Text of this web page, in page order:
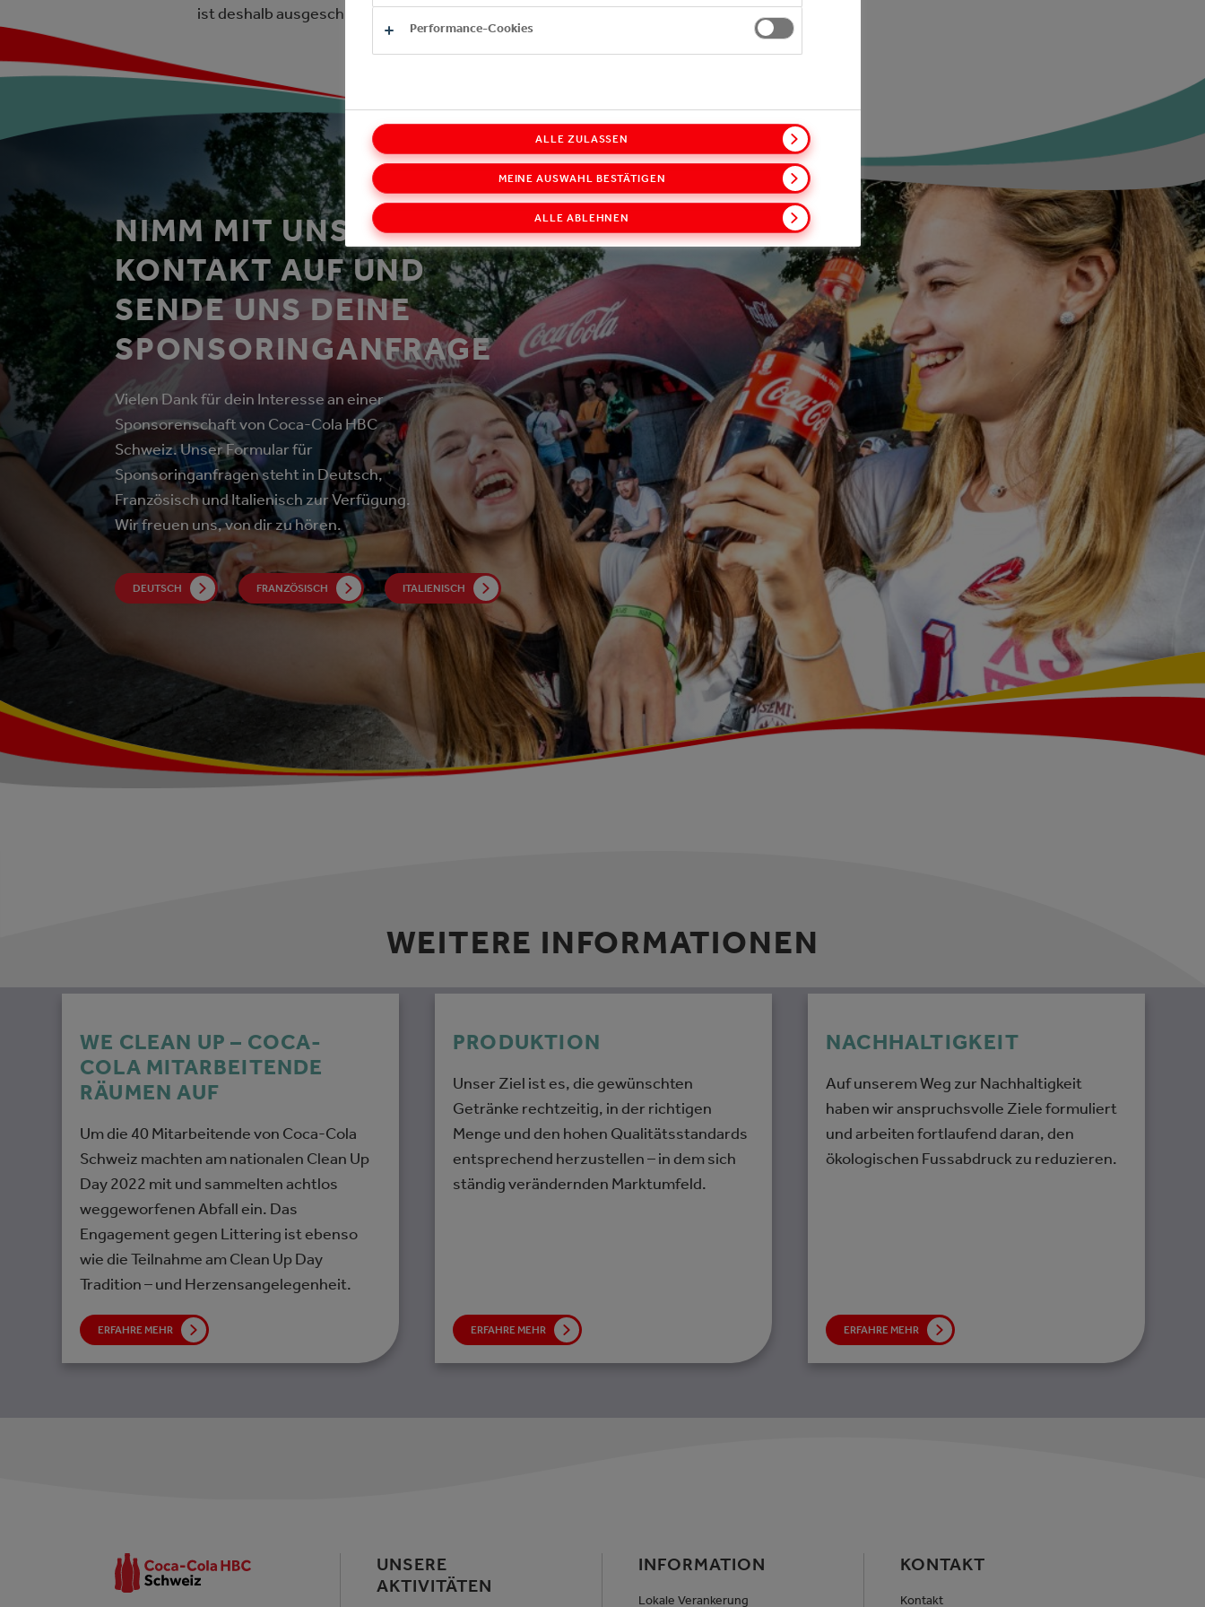
ist deshalb ausgeschlossen.
NIMM MIT UNS
KONTAKT AUF UND
SENDE UNS DEINE
SPONSORINGANFRAGE
Vielen Dank für dein Interesse an einer
Sponsorenschaft von Coca-Cola HBC
Schweiz. Unser Formular für
Sponsoringanfragen steht in Deutsch,
Französisch und Italienisch zur Verfügung.
Wir freuen uns, von dir zu hören.
DEUTSCH FRANZÖSISCH ITALIENISCH
WEITERE INFORMATIONEN
WE CLEAN UP – COCA-
COLA MITARBEITENDE
RÄUMEN AUF
Um die 40 Mitarbeitende von Coca-Cola
Schweiz machten am nationalen Clean Up
Day 2022 mit und sammelten achtlos
weggeworfenen Abfall ein. Das
Engagement gegen Littering ist ebenso
wie die Teilnahme am Clean Up Day
Tradition – und Herzensangelegenheit.
ERFAHRE MEHR
PRODUKTION
Unser Ziel ist es, die gewünschten
Getränke rechtzeitig, in der richtigen
Menge und den hohen Qualitätsstandards
entsprechend herzustellen – in dem sich
ständig verändernden Marktumfeld.
ERFAHRE MEHR
NACHHALTIGKEIT
Auf unserem Weg zur Nachhaltigkeit
haben wir anspruchsvolle Ziele formuliert
und arbeiten fortlaufend daran, den
ökologischen Fussabdruck zu reduzieren.
ERFAHRE MEHR
UNSERE
AKTIVITÄTEN
INFORMATION
Lokale Verankerung
KONTAKT
Kontakt
Performance-Cookies
ALLE ABLEHNEN
MEINE AUSWAHL BESTÄTIGEN
ALLE ZULASSEN